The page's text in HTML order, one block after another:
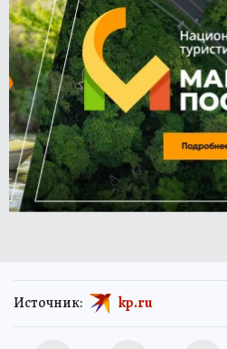
Источник: kp.ru